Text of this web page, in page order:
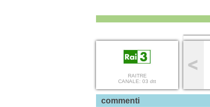
RAITRE
CANALE: 03 dtt
commenti